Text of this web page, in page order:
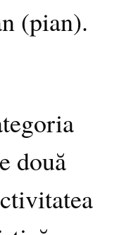
(pian).
două